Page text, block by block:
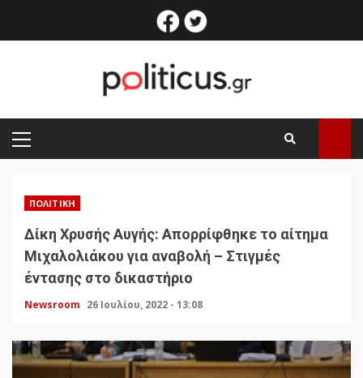
facebook
PRIMARY
MENU
ΠΟΛΙΤΙΚΉ
Δίκη Χρυσής Αυγής: Απορρίφθηκε το αίτημα
Μιχαλολιάκου για αναβολή – Στιγμές
έντασης στο δικαστήριο
Newsroom 26 Ιουλίου, 2022 - 13:08